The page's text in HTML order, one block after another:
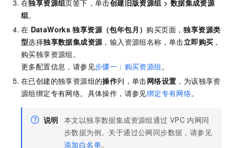
在独享资源组页签下，单击创建旧版资源组 > 数据集成资源
组。
在 DataWorks 独享资源（包年包月） 购买页面，独享资源类
型选择独享数据集成资源，输入资源组名称，单击立即购买 ，
购买独享资源组。
更多配置信息，请参见步骤一：购买资源组 。
在已创建的独享资源组的操作列，单击网络设置 ，为该独享资
源组绑定专有网络。具体操作，请参见绑定专有网络。
说明 本文以独享数据集成资源组通过 VPC 内网同
步数据为例。关于通过公网同步数据，请参见
添加白名单。